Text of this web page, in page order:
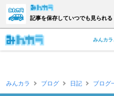
記事を保存していつでも見られる
みんカラ
みんカラ ブログ 日記 ブログ